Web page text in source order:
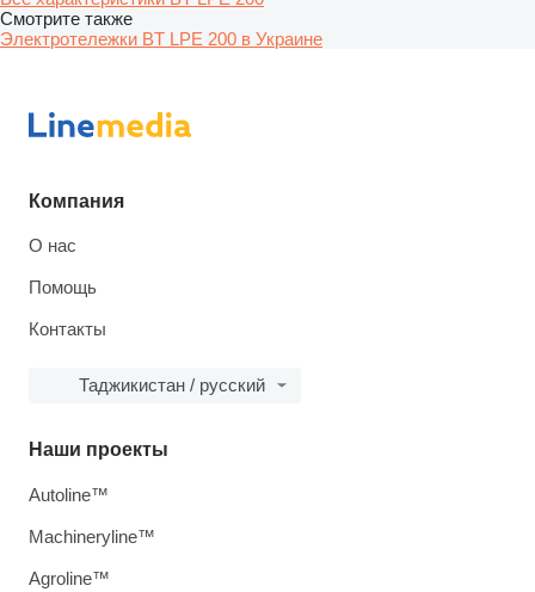
Смотрите также
Электротележки BT LPE 200 в Украине
Компания
О нас
Помощь
Контакты
Таджикистан / русский
Наши проекты
Autoline™
Machineryline™
Agroline™